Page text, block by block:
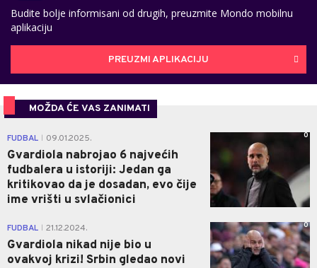
Budite bolje informisani od drugih, preuzmite Mondo mobilnu
aplikaciju
PREUZMI APLIKACIJU
MOŽDA ĆE VAS ZANIMATI
FUDBAL 09.01.2025.
Gvardiola nabrojao 6 najvećih
fudbalera u istoriji: Jedan ga
kritikovao da je dosadan, evo čije
ime vrišti u svlačionici
0
FUDBAL 21.12.2024.
Gvardiola nikad nije bio u
ovakvoj krizi! Srbin gledao novi
0